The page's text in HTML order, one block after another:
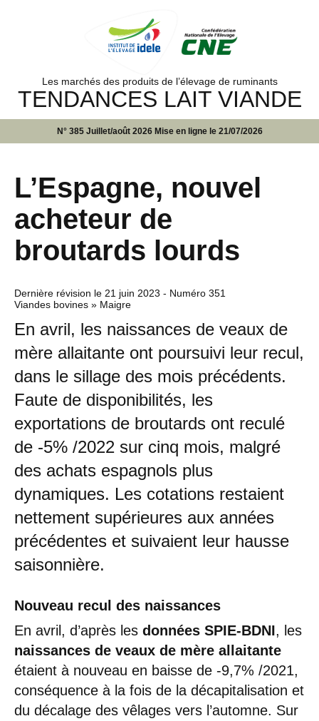
Les marchés des produits de l’élevage de ruminants
TENDANCES LAIT VIANDE
N° 385 Juillet/août 2026 Mise en ligne le 21/07/2026
L’Espagne, nouvel
acheteur de
broutards lourds
Dernière révision le 21 juin 2023 - Numéro 351
Viandes bovines » Maigre
En avril, les naissances de veaux de
mère allaitante ont poursuivi leur recul,
dans le sillage des mois précédents.
Faute de disponibilités, les
exportations de broutards ont reculé
de -5% /2022 sur cinq mois, malgré
des achats espagnols plus
dynamiques. Les cotations restaient
nettement supérieures aux années
précédentes et suivaient leur hausse
saisonnière.
Nouveau recul des naissances
En avril, d’après les données SPIE-BDNI, les
naissances de veaux de mère allaitante
étaient à nouveau en baisse de -9,7% /2021,
conséquence à la fois de la décapitalisation et
du décalage des vêlages vers l’automne. Sur